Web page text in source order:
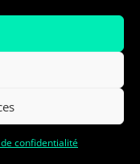
confidentialité